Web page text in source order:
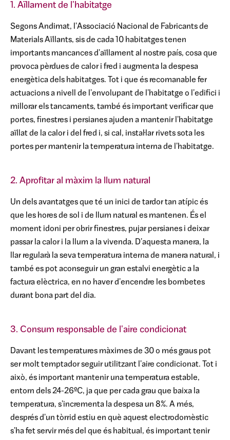
1. Aïllament de l'habitatge
Segons Andimat, l'Associació Nacional de Fabricants de
Materials Aïllants, sis de cada 10 habitatges tenen
importants mancances d'aïllament al nostre país, cosa que
provoca pèrdues de calor i fred i augmenta la despesa
energètica dels habitatges. Tot i que és recomanable fer
actuacions a nivell de l'envolupant de l'habitatge o l'edifici i
millorar els tancaments, també és important verificar que
portes, finestres i persianes ajuden a mantenir l'habitatge
aïllat de la calor i del fred i, si cal, instal·lar rivets sota les
portes per mantenir la temperatura interna de l'habitatge.
2. Aprofitar al màxim la llum natural
Un dels avantatges que té un inici de tardor tan atípic és
que les hores de sol i de llum natural es mantenen. És el
moment idoni per obrir finestres, pujar persianes i deixar
passar la calor i la llum a la vivenda. D'aquesta manera, la
llar regularà la seva temperatura interna de manera natural, i
també es pot aconseguir un gran estalvi energètic a la
factura elèctrica, en no haver d'encendre les bombetes
durant bona part del dia.
3. Consum responsable de l'aire condicionat
Davant les temperatures màximes de 30 o més graus pot
ser molt temptador seguir utilitzant l'aire condicionat. Tot i
això, és important mantenir una temperatura estable,
entorn dels 24-26ºC, ja que per cada grau que baixa la
temperatura, s'incrementa la despesa un 8%. A més,
després d'un tòrrid estiu en què aquest electrodomèstic
s'ha fet servir més del que és habitual, és important tenir